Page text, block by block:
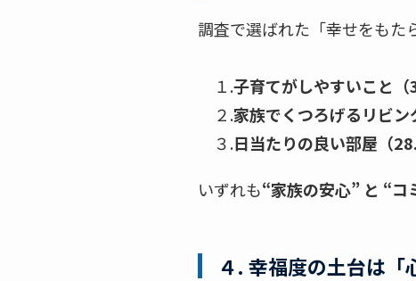
調査で選ばれた「幸せをもた
１.子育てがしやすいこと（
２.家族でくつろげるリビン
３.日当たりの良い部屋（
いずれも“家族の安心” と “
４. 幸福度の土台は「